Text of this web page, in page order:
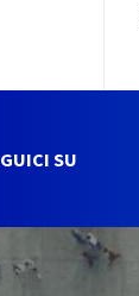
SU